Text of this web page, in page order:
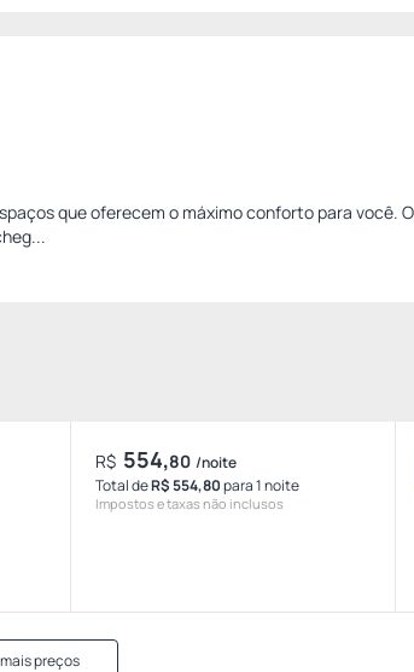
que oferecem o máximo conforto para você.
R$ 554,80 /noite
Total deR$ 554,80para 1 noite
Impostos e taxas não inclusos
preços